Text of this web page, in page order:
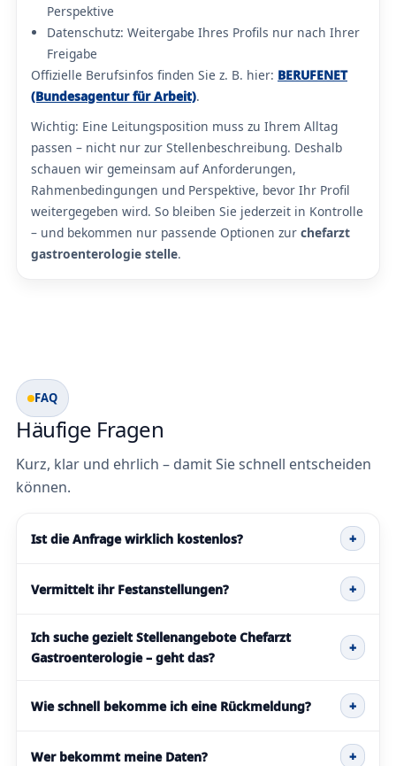
Perspektive
Datenschutz: Weitergabe Ihres Profils nur nach Ihrer
Freigabe
Offizielle Berufsinfos finden Sie z. B. hier: BERUFENET
(Bundesagentur für Arbeit).
Wichtig: Eine Leitungsposition muss zu Ihrem Alltag
passen – nicht nur zur Stellenbeschreibung. Deshalb
schauen wir gemeinsam auf Anforderungen,
Rahmenbedingungen und Perspektive, bevor Ihr Profil
weitergegeben wird. So bleiben Sie jederzeit in Kontrolle
– und bekommen nur passende Optionen zur chefarzt
gastroenterologie stelle.
FAQ
Häufige Fragen
Kurz, klar und ehrlich – damit Sie schnell entscheiden
können.
Ist die Anfrage wirklich kostenlos? +
Vermittelt ihr Festanstellungen? +
Ich suche gezielt Stellenangebote Chefarzt
Gastroenterologie – geht das?
+
Wie schnell bekomme ich eine Rückmeldung? +
Wer bekommt meine Daten? +